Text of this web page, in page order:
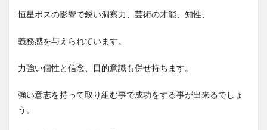
恒星ボスの影響で鋭い洞察力、芸術の才能、知性、
義務感を与えられています。
力強い個性と信念、目的意識も併せ持ちます。
強い意志を持って取り組む事で成功をする事が出来るでしょ
う。